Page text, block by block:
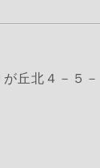
丘北４－５－